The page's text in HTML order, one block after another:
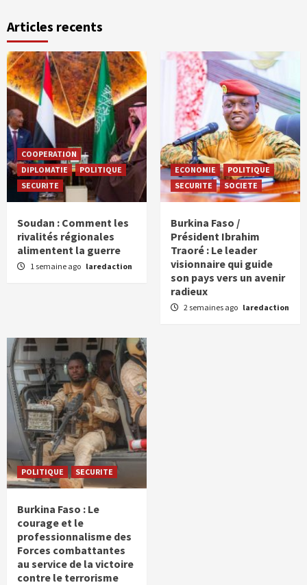
Articles recents
COOPERATION
DIPLOMATIE
POLITIQUE
SECURITE
Soudan : Comment les
rivalités régionales
alimentent la guerre
1 semaine ago laredaction
ECONOMIE
POLITIQUE
SECURITE
SOCIETE
Burkina Faso /
Président Ibrahim
Traoré : Le leader
visionnaire qui guide
son pays vers un avenir
radieux
2 semaines ago laredaction
POLITIQUE SECURITE
Burkina Faso : Le
courage et le
professionnalisme des
Forces combattantes
au service de la victoire
contre le terrorisme